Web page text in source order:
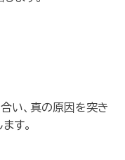
い、真の原因を突き
す。